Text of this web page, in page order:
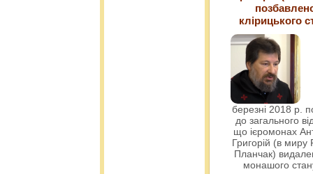
клірицького
березні 2018 р.
до загального
що ієромонах
Григорій (в миру
Планчак)
монашого